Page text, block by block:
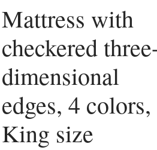
Mattress with
checkered
dimensional
edges, 4 colors,
King size